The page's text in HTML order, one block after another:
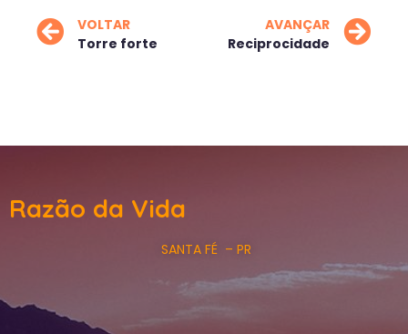
VOLTAR
Torre forte
AVANÇAR
Reciprocidade
Razão da Vida
SANTA FÉ – PR